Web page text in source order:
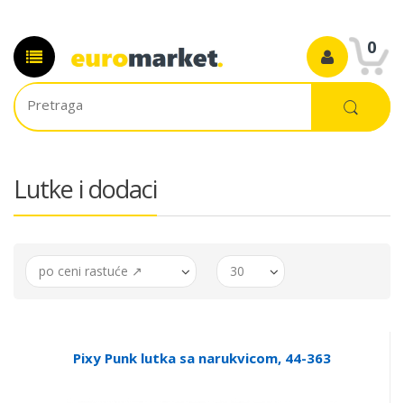
0
Lutke i dodaci
po ceni rastuće ↗ 30
Pixy Punk lutka sa narukvicom, 44-363